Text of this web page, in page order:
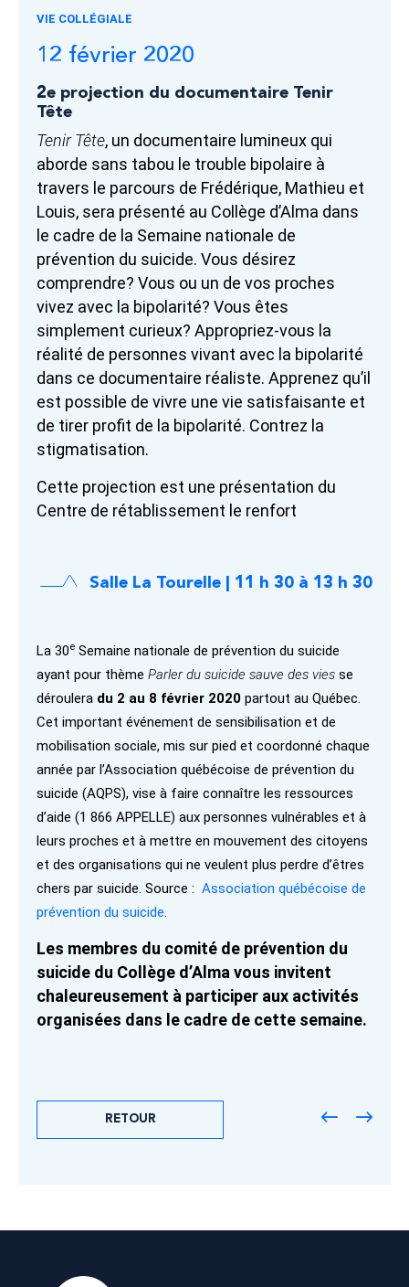
VIE COLLÉGIALE
12 février 2020
2e projection du documentaire Tenir
Tête
Tenir Tête, un documentaire lumineux qui
aborde sans tabou le trouble bipolaire à
travers le parcours de Frédérique, Mathieu et
Louis, sera présenté au Collège d’Alma dans
le cadre de la Semaine nationale de
prévention du suicide. Vous désirez
comprendre? Vous ou un de vos proches
vivez avec la bipolarité? Vous êtes
simplement curieux? Appropriez-vous la
réalité de personnes vivant avec la bipolarité
dans ce documentaire réaliste. Apprenez qu’il
est possible de vivre une vie satisfaisante et
de tirer profit de la bipolarité. Contrez la
stigmatisation.
Cette projection est une présentation du
Centre de rétablissement le renfort
Salle La Tourelle | 11 h 30 à 13 h 30
La 30e Semaine nationale de prévention du suicide
ayant pour thème Parler du suicide sauve des vies se
déroulera du 2 au 8 février 2020 partout au Québec.
Cet important événement de sensibilisation et de
mobilisation sociale, mis sur pied et coordonné chaque
année par l’Association québécoise de prévention du
suicide (AQPS), vise à faire connaître les ressources
d’aide (1 866 APPELLE) aux personnes vulnérables et à
leurs proches et à mettre en mouvement des citoyens
et des organisations qui ne veulent plus perdre d’êtres
chers par suicide. Source : Association québécoise de
prévention du suicide.
Les membres du comité de prévention du
suicide du Collège d’Alma vous invitent
chaleureusement à participer aux activités
organisées dans le cadre de cette semaine.
RETOUR